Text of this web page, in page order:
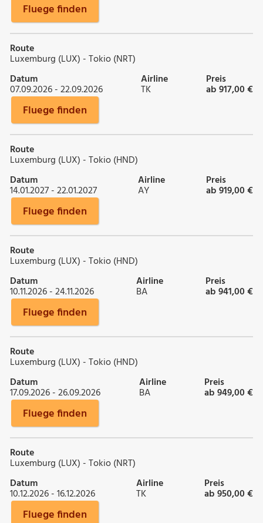
Fluege finden
Route
Luxemburg (LUX) - Tokio (NRT)
Datum
07.09.2026 - 22.09.2026
Airline
TK
Preis
ab 917,00 €
Fluege finden
Route
Luxemburg (LUX) - Tokio (HND)
Datum
14.01.2027 - 22.01.2027
Airline
AY
Preis
ab 919,00 €
Fluege finden
Route
Luxemburg (LUX) - Tokio (HND)
Datum
10.11.2026 - 24.11.2026
Airline
BA
Preis
ab 941,00 €
Fluege finden
Route
Luxemburg (LUX) - Tokio (HND)
Datum
17.09.2026 - 26.09.2026
Airline
BA
Preis
ab 949,00 €
Fluege finden
Route
Luxemburg (LUX) - Tokio (NRT)
Datum
10.12.2026 - 16.12.2026
Airline
TK
Preis
ab 950,00 €
Fluege finden